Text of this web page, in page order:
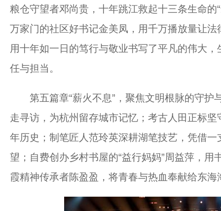
粮仓守望者邓尚贵，十年跳江救起十三条生命的
万家门的社区好书记金美凤，用千万播放量让法
用十年如一日的笃行与敬业书写了平凡的伟大
任与担当。
第五篇章“薪火不息”，聚焦文明根脉的守护
走寻访，为杭州留存城市记忆；考古人田正标
年历史；制笔匠人范玲英深耕湖笔技艺，凭借
望；自费创办乡村书屋的“益行妈妈”周益萍，
霞精神传承者陈盈盈，将青春与热血奉献给东海